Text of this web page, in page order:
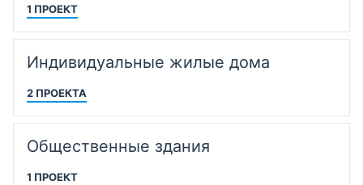
1 ПРОЕКТ
Индивидуальные жилые дома
2 ПРОЕКТА
Общественные здания
1 ПРОЕКТ